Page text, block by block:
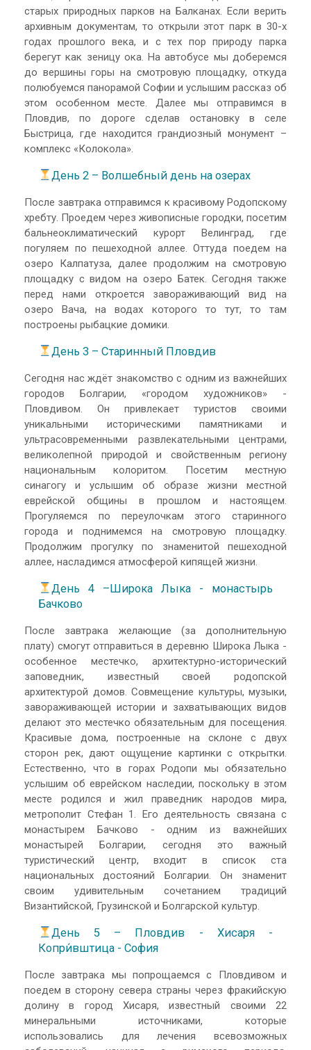
старых природных парков на Балканах. Если верить
архивным документам, то открыли этот парк в 30-х
годах прошлого века, и с тех пор природу парка
берегут как зеницу ока. На автобусе мы доберемся
до вершины горы на смотровую площадку, откуда
полюбуемся панорамой Софии и услышим рассказ об
этом особенном месте. Далее мы отправимся в
Пловдив, по дороге сделав остановку в селе
Быстрица, где находится грандиозный монумент –
комплекс «Колокола».
День 2 – Волшебный день на озерах
После завтрака отправимся к красивому Родопскому
хребту. Проедем через живописные городки, посетим
бальнеоклиматический курорт Велинград, где
погуляем по пешеходной аллее. Оттуда поедем на
озеро Калпатуза, далее продолжим на смотровую
площадку с видом на озеро Батек. Сегодня также
перед нами откроется завораживающий вид на
озеро Вача, на водах которого то тут, то там
построены рыбацкие домики.
День 3 – Старинный Пловдив
Сегодня нас ждёт знакомство с одним из важнейших
городов Болгарии, «городом художников» -
Пловдивом. Он привлекает туристов своими
уникальными историческими памятниками и
ультрасовременными развлекательными центрами,
великолепной природой и свойственным региону
национальным колоритом. Посетим местную
синагогу и услышим об образе жизни местной
еврейской общины в прошлом и настоящем.
Прогуляемся по переулочкам этого старинного
города и поднимемся на смотровую площадку.
Продолжим прогулку по знаменитой пешеходной
аллее, насладимся атмосферой кипящей жизни.
День 4 –Широка Лыка - монастырь
Бачково
После завтрака желающие (за дополнительную
плату) смогут отправиться в деревню Широка Лыка -
особенное местечко, архитектурно-исторический
заповедник, известный своей родопской
архитектурой домов. Совмещение культуры, музыки,
завораживающей истории и захватывающих видов
делают это местечко обязательным для посещения.
Красивые дома, построенные на склоне с двух
сторон рек, дают ощущение картинки с открытки.
Естественно, что в горах Родопи мы обязательно
услышим об еврейском наследии, поскольку в этом
месте родился и жил праведник народов мира,
метрополит Стефан 1. Его деятельность связана с
монастырем Бачково - одним из важнейших
монастырей Болгарии, сегодня это важный
туристический центр, входит в список ста
национальных достояний Болгарии. Он знаменит
своим удивительным сочетанием традиций
Византийской, Грузинской и Болгарской культур.
День 5 – Пловдив - Хисаря -
Копри́вштица - София
После завтрака мы попрощаемся с Пловдивом и
поедем в сторону севера страны через фракийскую
долину в город Хисаря, известный своими 22
минеральными источниками, которые
использовались для лечения всевозможных